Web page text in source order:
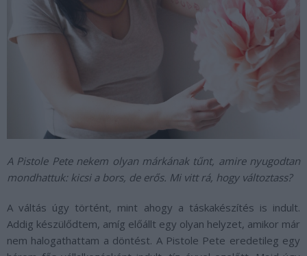
A Pistole Pete nekem olyan márkának tűnt, amire nyugodtan
mondhattuk: kicsi a bors, de erős. Mi vitt rá, hogy változtass?
A váltás úgy történt, mint ahogy a táskakészítés is indult.
Addig készülődtem, amíg előállt egy olyan helyzet, amikor már
nem halogathattam a döntést. A Pistole Pete eredetileg egy